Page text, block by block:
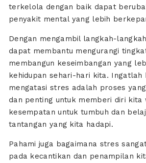
terkelola dengan baik dapat
penyakit mental yang lebih
Dengan mengambil langkah-
dapat membantu mengurangi
membangun keseimbangan yang
kehidupan sehari-hari kita. Ingatlah
mengatasi stres adalah proses
dan penting untuk memberi diri kita
kesempatan untuk tumbuh dan
tantangan yang kita hadapi.
Pahami juga bagaimana stres
pada kecantikan dan penampilan